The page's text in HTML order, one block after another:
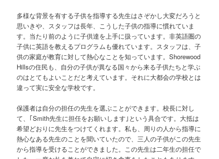
多様な背景を有する子供を指導する先生はさぞかし大変だろうと
思いきや、スタッフは長年、こうした子供の指導に慣れていま
す。当たり前のように子供達を上手に扱っています。非英語圏の
子供に英語を教えるプログラムも優れています。スタッフは、子
供の家庭が教育に対して熱心なことを知っています。Shorewood
Hillsの住民も、自分の子供が異なる国々から来る子供たちと学ぶ
のはとてもよいことだと考えています。それに大都会の学校とは
違って実に安全な学校です。
保護者は自分の担任の先生を選ぶことができます。校長に対し
て、｢Smith先生に担任をお願いします｣という具合です。大抵は
希望どおりに先生をつけてくれます。私も、周りの人から指導に
熱心なある先生のことを聞いていたので、三人の子供がこの先生
から指導を受けることができました。この先生は二年生の担任で